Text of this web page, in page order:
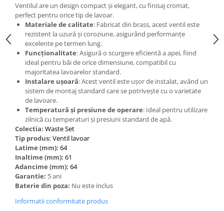
Ventilul are un design compact și elegant, cu finisaj cromat,
perfect pentru orice tip de lavoar.
Materiale de calitate: Fabricat din brass, acest ventil este
rezistent la uzură și coroziune, asigurând performanțe
excelente pe termen lung.
Funcționalitate: Asigură o scurgere eficientă a apei, fiind
ideal pentru băi de orice dimensiune, compatibil cu
majoritatea lavoarelor standard.
Instalare ușoară: Acest ventil este ușor de instalat, având un
sistem de montaj standard care se potrivește cu o varietate
de lavoare.
Temperatură și presiune de operare: Ideal pentru utilizare
zilnică cu temperaturi și presiuni standard de apă.
Colectia: Waste Set
Tip produs: Ventil lavoar
Latime (mm): 64
Inaltime (mm): 61
Adancime (mm): 64
Garantie: 5 ani
Baterie din poza: Nu este inclus
Informatii conformitate produs